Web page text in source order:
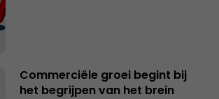
Commerciële groei begint bij
het begrijpen van het brein